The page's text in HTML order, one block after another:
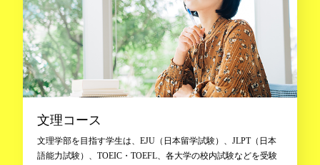
文理コース
文理学部を目指す学生は、EJU（日本留学試験）、JLPT（日本
語能力試験）、TOEIC・TOEFL、各大学の校内試験などを受験